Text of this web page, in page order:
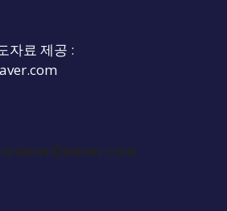
자료 제공 :